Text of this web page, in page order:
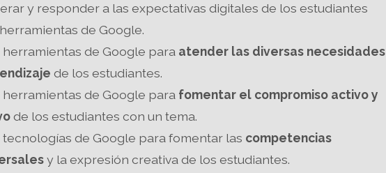
y responder a las expectativas digitales de los estudiantes
de Google.
herramientas de Google para atender las diversas necesidades
de los estudiantes.
herramientas de Google para fomentar el compromiso activo y
de los estudiantes con un tema.
tecnologías de Google para fomentar las competencias
y la expresión creativa de los estudiantes.